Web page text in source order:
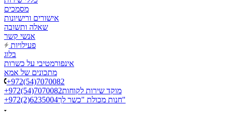
מסמכים
אישורים ורישיונות
שאלה ותשובה
אנשי קשר
פעילויות
בלוג
אינפורמטיבי על כשרות
מתכונים של אמא
+972(54)7070082
+972(54)7070082מוקד שירות לקוחות
+972(2)6235004
חנות מכולת "כשר לך"